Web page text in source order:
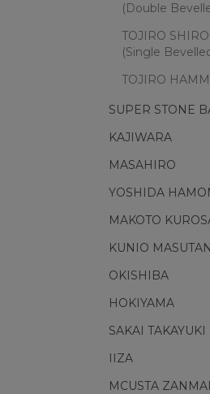
(Double
TOJIRO
(Single
TOJIRO
SUPER STONE
KAJIWARA
MASAHIRO
YOSHIDA
MAKOTO
KUNIO
OKISHIBA
HOKIYAMA
SAKAI TAKAYUKI
IIZA
MCUSTA ZANMAI